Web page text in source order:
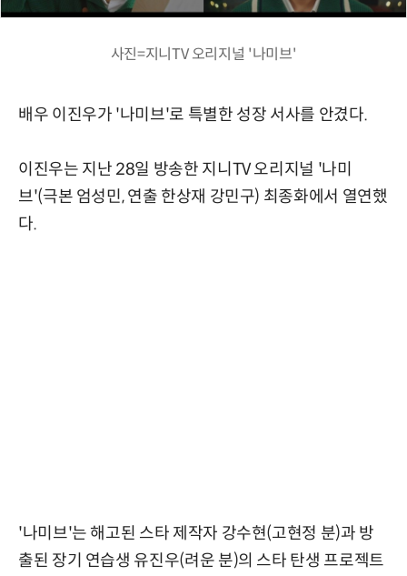
사진=지니TV 오리지널 '나미브'
배우 이진우가 '나미브'로 특별한 성장 서사를 안겼다.
이진우는 지난 28일 방송한 지니TV 오리지널 '나미
브'(극본 엄성민, 연출 한상재 강민구) 최종화에서 열연했
다.
'나미브'는 해고된 스타 제작자 강수현(고현정 분)과 방
출된 장기 연습생 유진우(려운 분)의 스타 탄생 프로젝트